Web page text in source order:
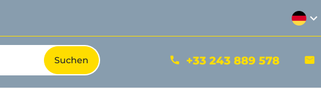
expand_more
phone +33 243 889 578 mail